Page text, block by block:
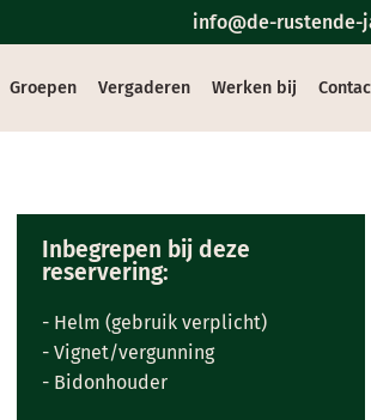
info@de-rustende-
Groepen Vergaderen Werken bij
Inbegrepen bij deze
reservering:
- Helm (gebruik verplicht)
- Vignet/vergunning
- Bidonhouder